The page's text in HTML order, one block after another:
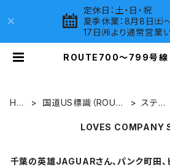
定休日：土・日・祝
夏季休業：8月8日㈯
17日㈪より通常営業
ROUTE700～799号線
HO
国道US標識（ROUT
ステッ
LOVES COMPANY
千葉の英雄JAGUARさん、パンク町田、